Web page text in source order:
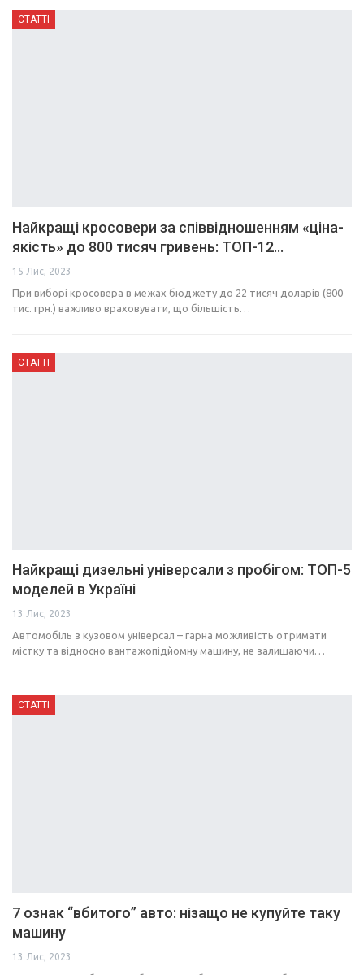
СТАТТІ
Найкращі кросовери за співвідношенням «ціна-
якість» до 800 тисяч гривень: ТОП-12…
15 Лис, 2023
При виборі кросовера в межах бюджету до 22 тисяч доларів (800
тис. грн.) важливо враховувати, що більшість…
СТАТТІ
Найкращі дизельні універсали з пробігом: ТОП-5
моделей в Україні
13 Лис, 2023
Автомобіль з кузовом універсал – гарна можливість отримати
містку та відносно вантажопідйомну машину, не залишаючи…
СТАТТІ
7 ознак “вбитого” авто: нізащо не купуйте таку
машину
13 Лис, 2023